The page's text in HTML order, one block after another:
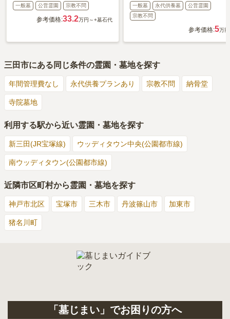
一般墓 公営霊園 宗教不問
参考価格:33.2万円～+墓石代
一般墓 永代供養墓
公営霊園
宗教不問
参考価格:5万円
三田市にある同じ条件の霊園・墓地を探す
年間管理費なし 永代供養プランあり 宗教不問 納骨堂
寺院墓地
利用する駅から近い霊園・墓地を探す
新三田(JR宝塚線) ウッディタウン中央(公園都市線)
南ウッディタウン(公園都市線)
近隣市区町村から霊園・墓地を探す
神戸市北区 宝塚市 三木市 丹波篠山市 加東市
猪名川町
「墓じまい」でお困りの方へ